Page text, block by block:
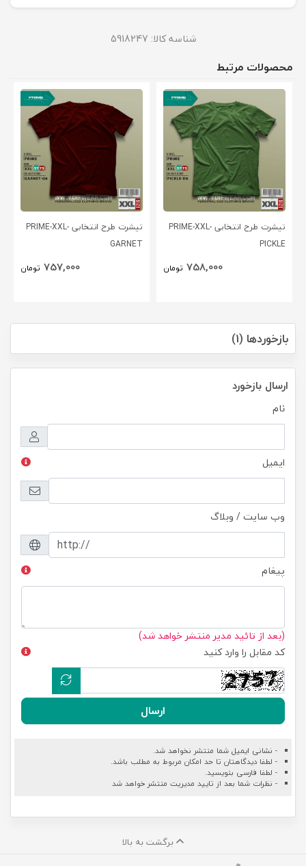
شناسه کالا: 5918247
محصولات مرتبط
تیشرت طرح انتخابی PRIME-XXL-
PICKLE
758,000 تومان
تیشرت طرح انتخابی PRIME-XXL-
GARNET
757,000 تومان
بازخوردها (1)
ارسال بازخورد
نام
ایمیل
وب سایت / وبلاگ
پیغام
(بعد از تائید مدیر منتشر خواهد شد)
کد مقابل را وارد کنید
ارسال
- نشانی ایمیل شما منتشر نخواهد شد.
- لطفا دیدگاهتان تا حد امکان مربوط به مطلب باشد.
- لطفا فارسی بنویسید.
- نظرات شما بعد از تایید مدیریت منتشر خواهد شد
برگشت به بالا